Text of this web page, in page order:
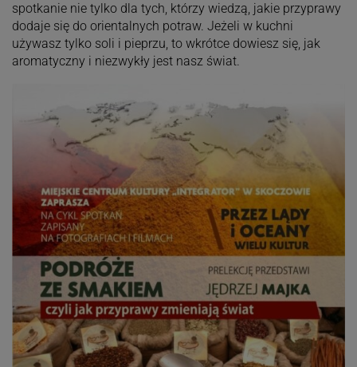
spotkanie nie tylko dla tych, którzy wiedzą, jakie przyprawy
dodaje się do orientalnych potraw. Jeżeli w kuchni
używasz tylko soli i pieprzu, to wkrótce dowiesz się, jak
aromatyczny i niezwykły jest nasz świat.